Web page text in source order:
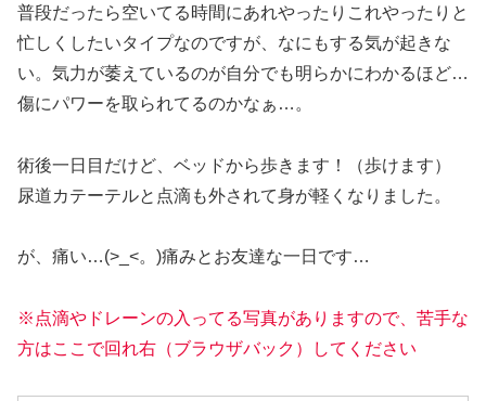
普段だったら空いてる時間にあれやったりこれやったりと
忙しくしたいタイプなのですが、なにもする気が起きな
い。気力が萎えているのが自分でも明らかにわかるほど…
傷にパワーを取られてるのかなぁ…。
術後一日目だけど、ベッドから歩きます！（歩けます）
尿道カテーテルと点滴も外されて身が軽くなりました。
が、痛い…(>_<。)痛みとお友達な一日です…
※点滴やドレーンの入ってる写真がありますので、苦手な
方はここで回れ右（ブラウザバック）してください